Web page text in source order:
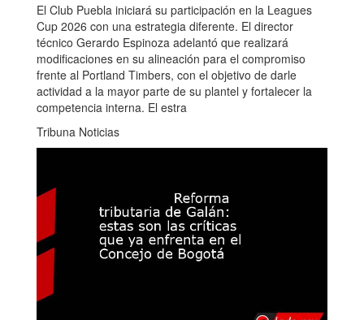
El Club Puebla iniciará su participación en la Leagues
Cup 2026 con una estrategia diferente. El director
técnico Gerardo Espinoza adelantó que realizará
modificaciones en su alineación para el compromiso
frente al Portland Timbers, con el objetivo de darle
actividad a la mayor parte de su plantel y fortalecer la
competencia interna. El estra
Tribuna Noticias